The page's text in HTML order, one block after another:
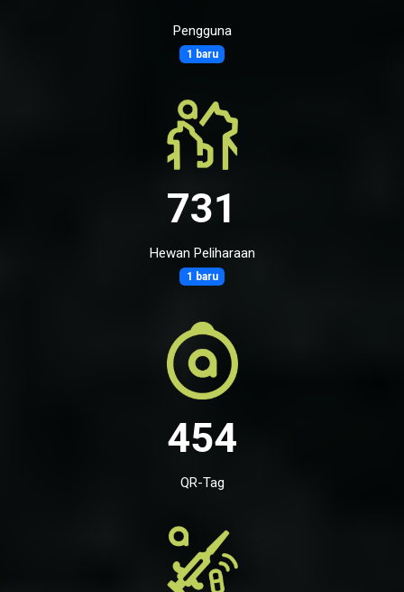
Pengguna
1 baru
731
Hewan Peliharaan
1 baru
454
QR-Tag